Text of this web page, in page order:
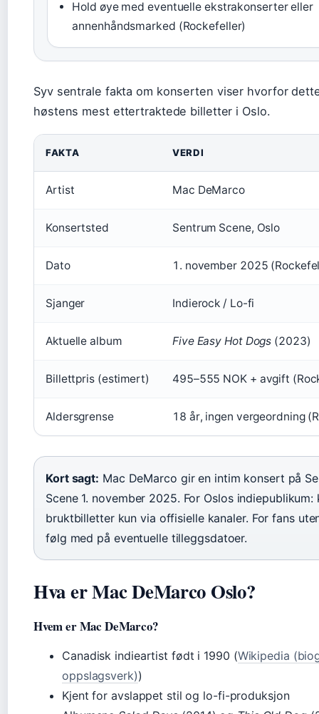
Hold øye med eventuelle ekstrakonserter eller
annenhåndsmarked (Rockefeller)
Syv sentrale fakta om konserten viser hvorfor
høstens mest ettertraktede billetter i Oslo.
FAKTA VERDI
Artist Mac DeMarco
Konsertsted Sentrum Scene, Oslo
Dato 1. november 2025
Sjanger Indierock / Lo-fi
Aktuelle album Five Easy Hot Dogs (2023)
Billettpris (estimert) 495–555 NOK + avgift
Aldersgrense 18 år, ingen vergeordning
Kort sagt: Mac DeMarco gir en intim konsert på
Scene 1. november 2025. For Oslos indiepublikum:
bruktbilletter kun via offisielle kanaler. For fans
følg med på eventuelle tilleggsdatoer.
Hva er Mac DeMarco Oslo?
Hvem er Mac DeMarco?
Canadisk indieartist født i 1990 (Wikipedia
oppslagsverk))
Kjent for avslappet stil og lo-fi-produksjon